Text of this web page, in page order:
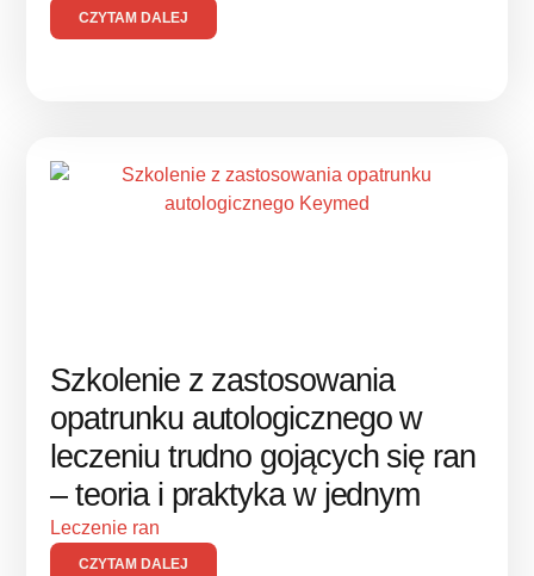
CZYTAM DALEJ
Szkolenie z zastosowania
opatrunku autologicznego w
leczeniu trudno gojących się ran
– teoria i praktyka w jednym
Leczenie ran
CZYTAM DALEJ